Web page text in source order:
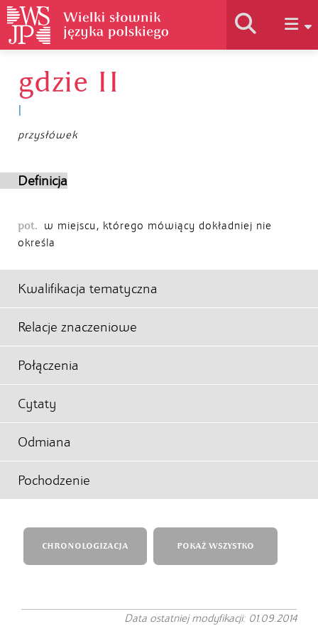
Historia słownika
Autorzy
gdzie II
I
przysłówek
Definicja
pot.
w miejscu, którego mówiący dokładniej nie
określa
Kwalifikacja tematyczna
Relacje znaczeniowe
Połączenia
Cytaty
Odmiana
Pochodzenie
CHRONOLOGIZACJA POKAŻ WSZYSTKO
Data ostatniej modyfikacji: 01.09.2014